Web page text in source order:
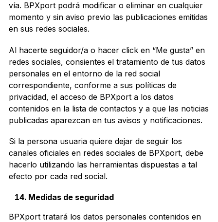
vía. BPXport podrá modificar o eliminar en cualquier
momento y sin aviso previo las publicaciones emitidas
en sus redes sociales.
Al hacerte seguidor/a o hacer click en “Me gusta” en
redes sociales, consientes el tratamiento de tus datos
personales en el entorno de la red social
correspondiente, conforme a sus políticas de
privacidad, el acceso de BPXport a los datos
contenidos en la lista de contactos y a que las noticias
publicadas aparezcan en tus avisos y notificaciones.
Si la persona usuaria quiere dejar de seguir los
canales oficiales en redes sociales de BPXport, debe
hacerlo utilizando las herramientas dispuestas a tal
efecto por cada red social.
Medidas de seguridad
BPXport tratará los datos personales contenidos en